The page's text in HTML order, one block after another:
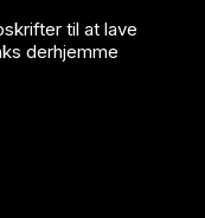
til at lave
derhjemme